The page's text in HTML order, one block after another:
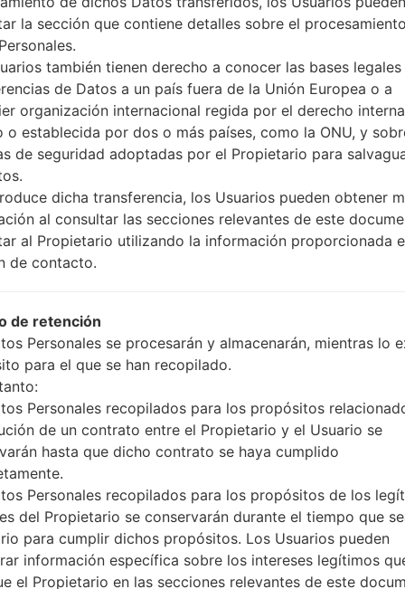
OS
OS
Android 7.x Nougat
Android 6.0.x Marshmallow Mirror
Android 7.x Nougat
Android 7.x Nougat
Unknown
la sección que contiene detalles sobre el
también tienen derecho a conocer las bases
de Datos a un país fuera de la Unión Europea o a
organización internacional regida por el derecho
o establecida por dos o más países, como la ONU, y
de seguridad adoptadas por el Propietario para
dicha transferencia, los Usuarios pueden obtener
al consultar las secciones relevantes de este
al Propietario utilizando la información proporcionada
de contacto.
de retención
Personales se procesarán y almacenarán, mientras lo
para el que se han recopilado.
Personales recopilados para los propósitos
de un contrato entre el Propietario y el Usuario se
hasta que dicho contrato se haya cumplido
Personales recopilados para los propósitos de los
del Propietario se conservarán durante el tiempo que
para cumplir dichos propósitos. Los Usuarios pueden
información específica sobre los intereses legítimos
el Propietario en las secciones relevantes de este